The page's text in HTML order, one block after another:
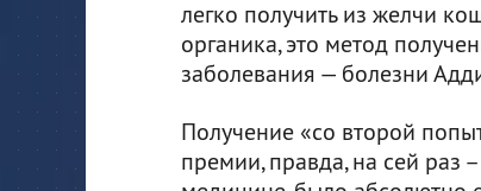
легко получить из желчи
органика, это метод
заболевания — болезни
Получение «со второй
премии, правда, на сей раз